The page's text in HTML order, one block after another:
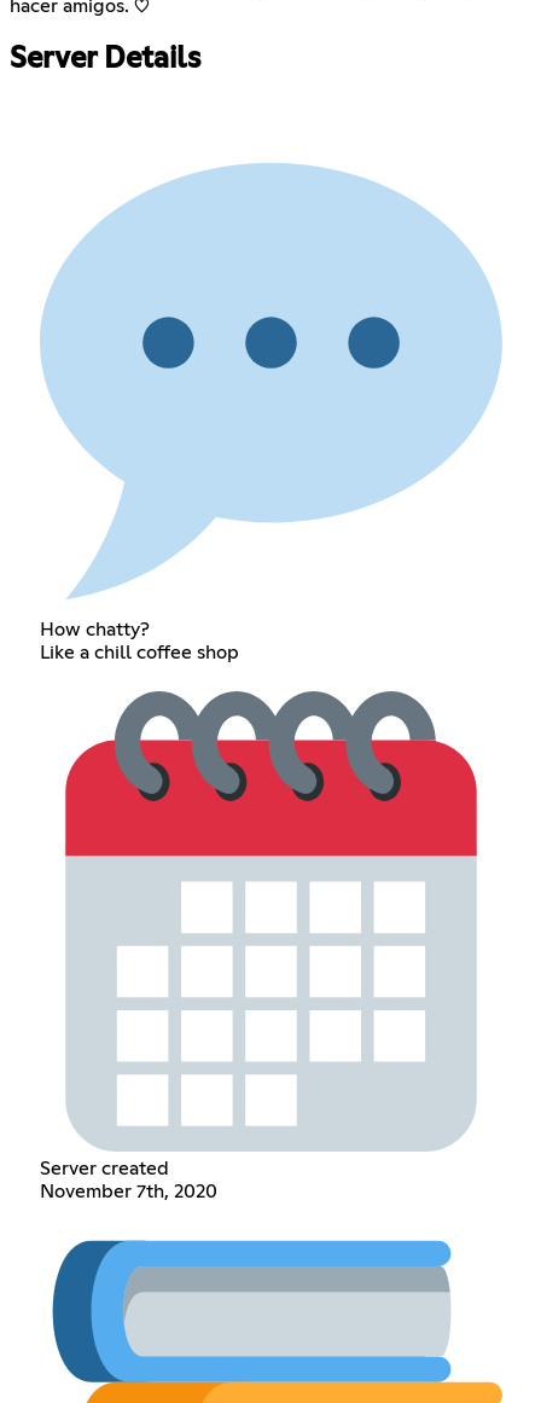
hacer amigos. ♡
Server Details
How chatty?
Like a chill coffee shop
Server created
November 7th, 2020